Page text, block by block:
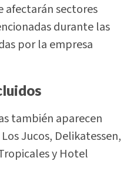
afectarán sectores
durante las
por la empresa
también aparecen
Jucos, Delikatessen,
y Hotel